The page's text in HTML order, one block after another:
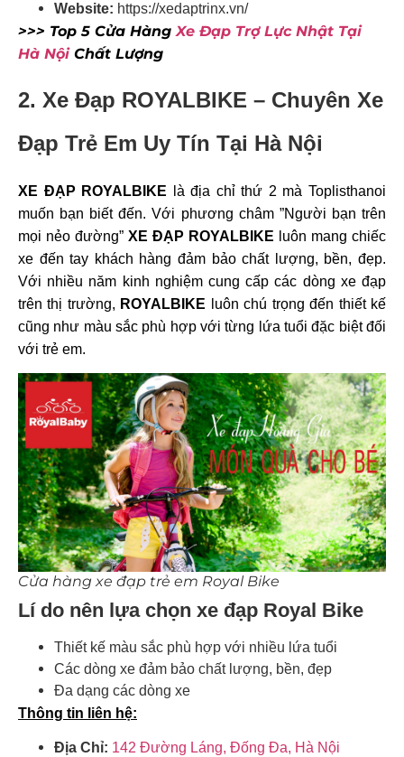
Website: https://xedaptrinx.vn/
>>> Top 5 Cửa HàngXe Đạp Trợ Lực Nhật Tại
Hà NộiChất Lượng
2. Xe Đạp ROYALBIKE – Chuyên Xe
Đạp Trẻ Em Uy Tín Tại Hà Nội
XE ĐẠP ROYALBIKE là địa chỉ thứ 2 mà Toplisthanoi
muốn bạn biết đến. Với phương châm ”Người bạn trên
mọi nẻo đường” XE ĐẠP ROYALBIKE luôn mang chiếc
xe đến tay khách hàng đảm bảo chất lượng, bền, đẹp.
Với nhiều năm kinh nghiệm cung cấp các dòng xe đạp
trên thị trường, ROYALBIKE luôn chú trọng đến thiết kế
cũng như màu sắc phù hợp với từng lứa tuổi đặc biệt đối
với trẻ em.
Cửa hàng xe đạp trẻ em Royal Bike
Lí do nên lựa chọn xe đạp Royal Bike
Thiết kế màu sắc phù hợp với nhiều lứa tuổi
Các dòng xe đảm bảo chất lượng, bền, đẹp
Đa dạng các dòng xe
Thông tin liên hệ:
Địa Chỉ: 142 Đường Láng, Đống Đa, Hà Nội